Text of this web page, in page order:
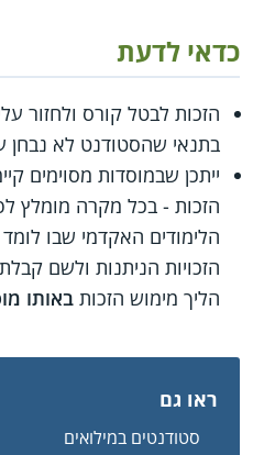
כדאי לדעת
הזכות לבטל קורס ולחזור
בתנאי שהסטודנט לא נבחן
ייתכן שבמוסדות מסוימים
הזכות - בכל מקרה מומלץ
הלימודים האקדמי שבו
הזכויות הניתנות ולשם
הליך מימוש הזכות באותו
ראו גם
סטודנטים במילואים